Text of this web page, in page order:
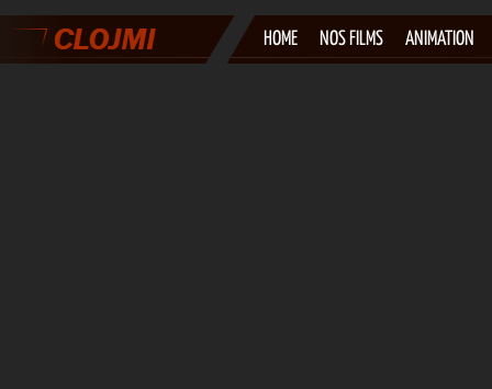
HOME NOS FILMS ANIMATION